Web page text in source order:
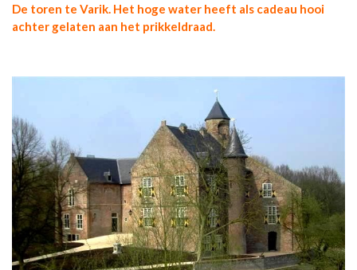
De toren te Varik. Het hoge water heeft als cadeau hooi
achter gelaten aan het prikkeldraad.